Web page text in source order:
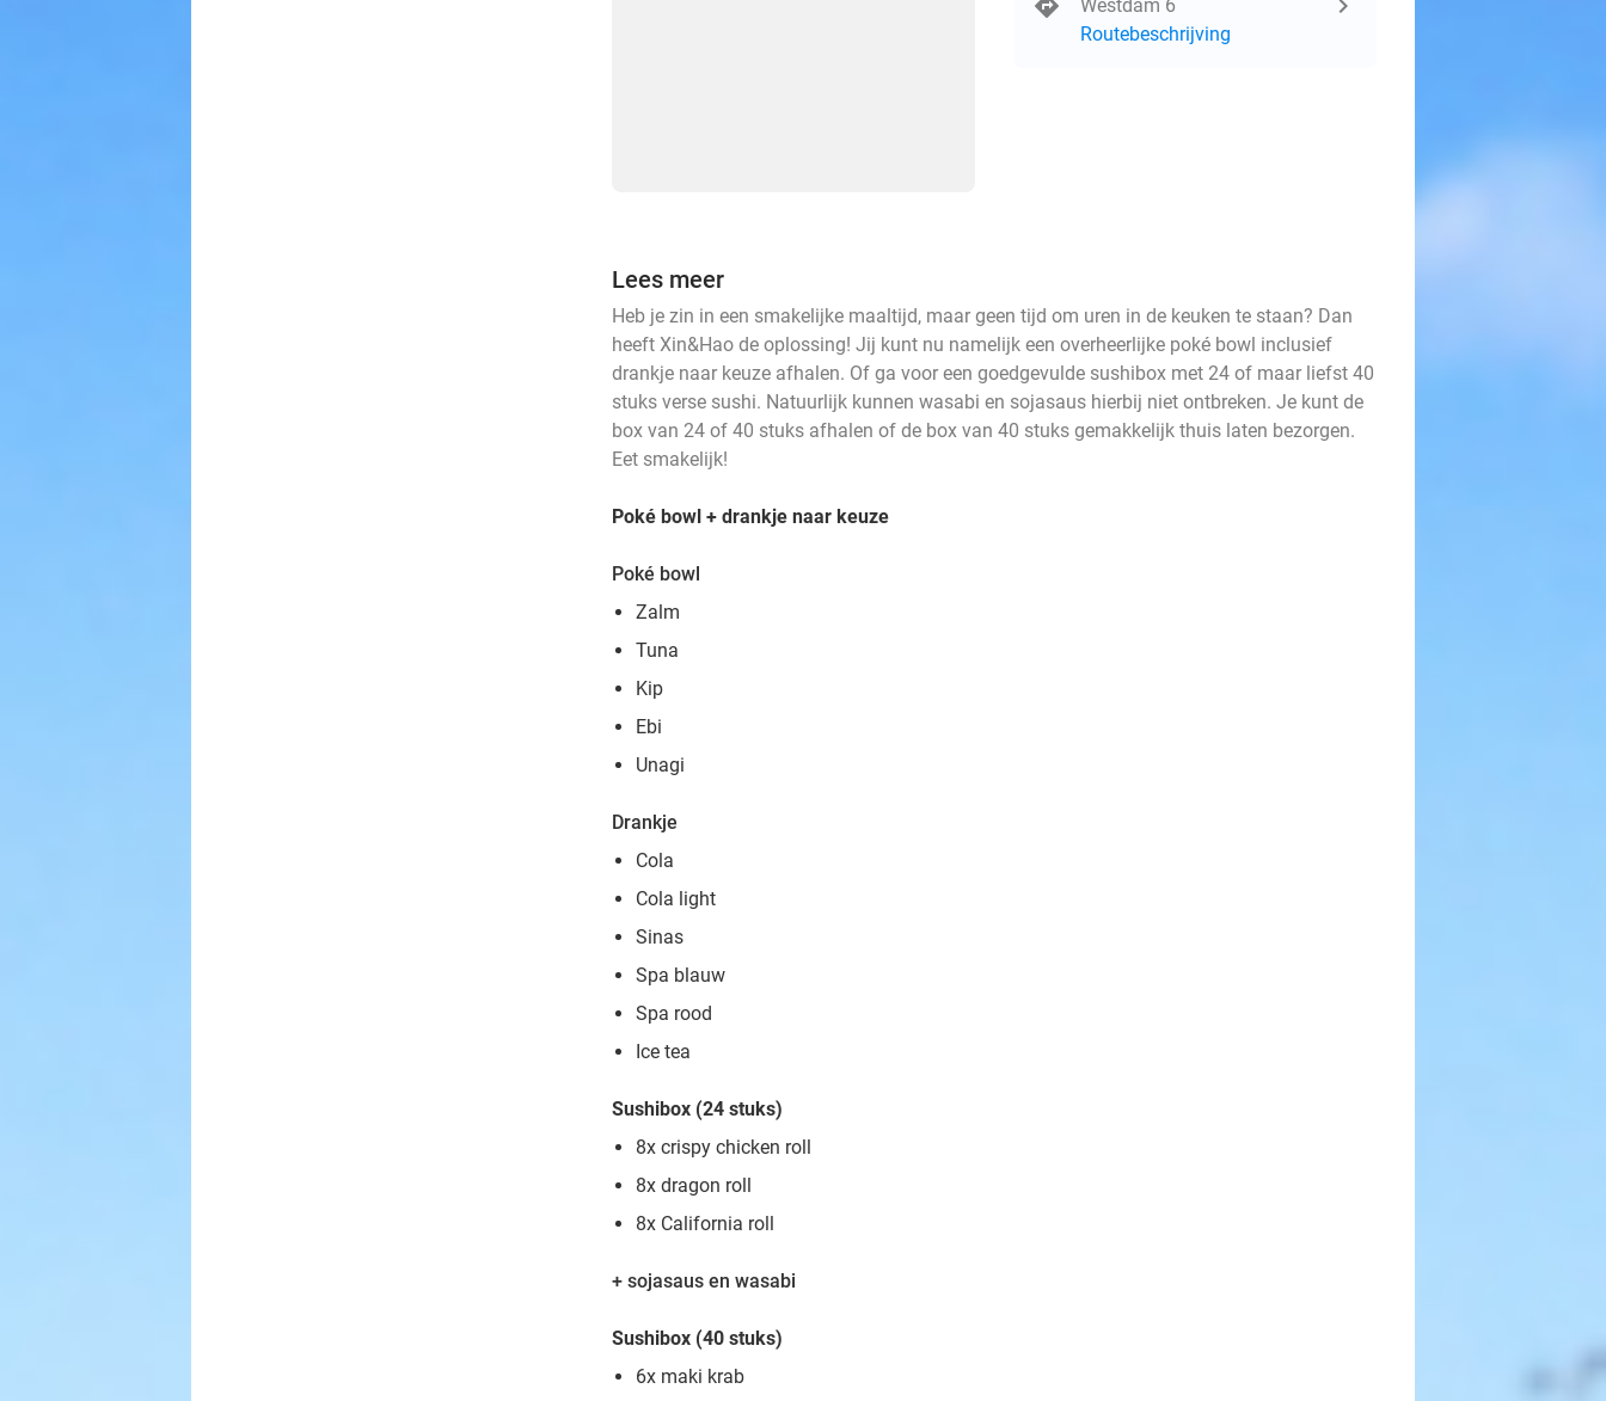
Westdam 6
Routebeschrijving
Lees meer
Heb je zin in een smakelijke maaltijd, maar geen tijd om uren in de keuken te staan? Dan
heeft Xin&Hao de oplossing! Jij kunt nu namelijk een overheerlijke poké bowl inclusief
drankje naar keuze afhalen. Of ga voor een goedgevulde sushibox met 24 of maar liefst 40
stuks verse sushi. Natuurlijk kunnen wasabi en sojasaus hierbij niet ontbreken. Je kunt de
box van 24 of 40 stuks afhalen of de box van 40 stuks gemakkelijk thuis laten bezorgen.
Eet smakelijk!
Poké bowl + drankje naar keuze
Poké bowl
Zalm
Tuna
Kip
Ebi
Unagi
Drankje
Cola
Cola light
Sinas
Spa blauw
Spa rood
Ice tea
Sushibox (24 stuks)
8x crispy chicken roll
8x dragon roll
8x California roll
+ sojasaus en wasabi
Sushibox (40 stuks)
6x maki krab